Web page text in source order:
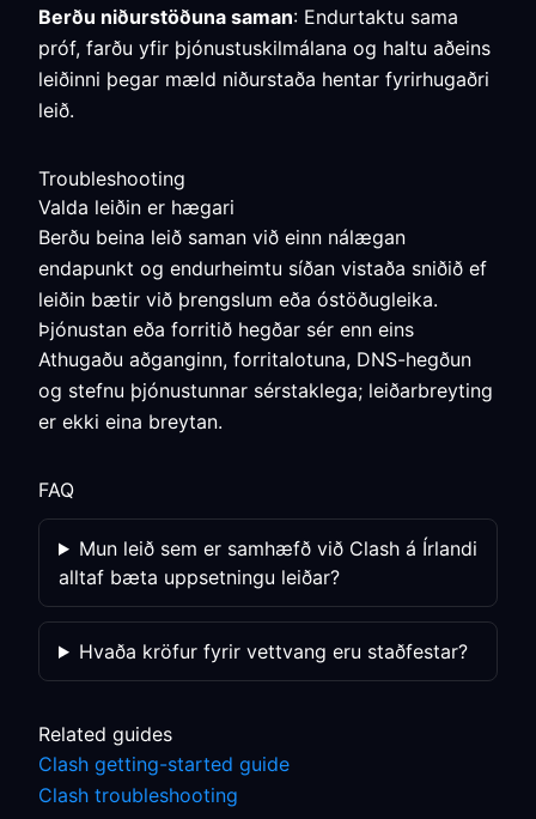
Berðu niðurstöðuna saman: Endurtaktu sama
próf, farðu yfir þjónustuskilmálana og haltu aðeins
leiðinni þegar mæld niðurstaða hentar fyrirhugaðri
leið.
Troubleshooting
Valda leiðin er hægari
Berðu beina leið saman við einn nálægan
endapunkt og endurheimtu síðan vistaða sniðið ef
leiðin bætir við þrengslum eða óstöðugleika.
Þjónustan eða forritið hegðar sér enn eins
Athugaðu aðganginn, forritalotuna, DNS-hegðun
og stefnu þjónustunnar sérstaklega; leiðarbreyting
er ekki eina breytan.
FAQ
Mun leið sem er samhæfð við Clash á Írlandi
alltaf bæta uppsetningu leiðar?
Hvaða kröfur fyrir vettvang eru staðfestar?
Related guides
Clash getting-started guide
Clash troubleshooting